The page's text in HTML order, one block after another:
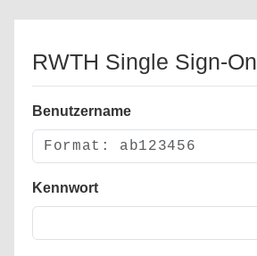
RWTH Single Sign-On
Benutzername
Kennwort